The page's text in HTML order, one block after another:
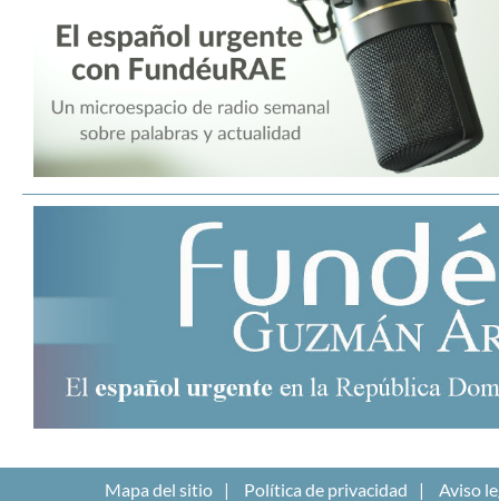
Mapa del sitio Política de privacidad Aviso